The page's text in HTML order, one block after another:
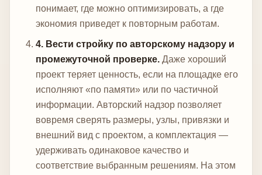
понимает, где можно оптимизировать, а где
экономия приведет к повторным работам.
4. Вести стройку по авторскому надзору и
промежуточной проверке. Даже хороший
проект теряет ценность, если на площадке его
исполняют «по памяти» или по частичной
информации. Авторский надзор позволяет
вовремя сверять размеры, узлы, привязки и
внешний вид с проектом, а комплектация —
удерживать одинаковое качество и
соответствие выбранным решениям. На этом